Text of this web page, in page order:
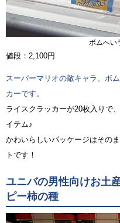
ボムへい
値段：2,100円
スーパーマリオの敵キャラ、ボ
カーです。
ライスクラッカーが20枚入りで
イテム♪
かわいらしいパッケージはその
トです！
ユニバの男性向けお土
ピー柿の種